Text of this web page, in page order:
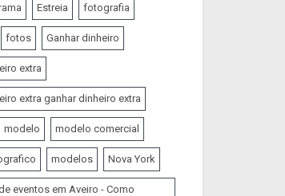
Estreia fotografia
fotos Ganhar dinheiro
extra
extra ganhar dinheiro extra
modelo modelo comercial
modelos Nova York
eventos em Aveiro - Como